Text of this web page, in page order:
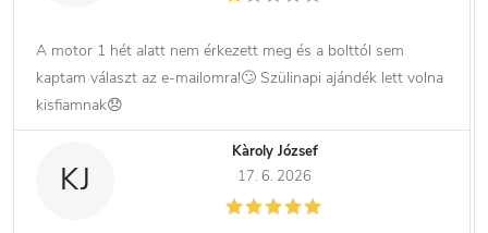
A motor 1 hét alatt nem érkezett meg és a bolttól sem
kaptam választ az e-mailomra!🙄 Szülinapi ajándék lett volna
kisfiamnak😞
KJ
Kàroly József
17. 6. 2026